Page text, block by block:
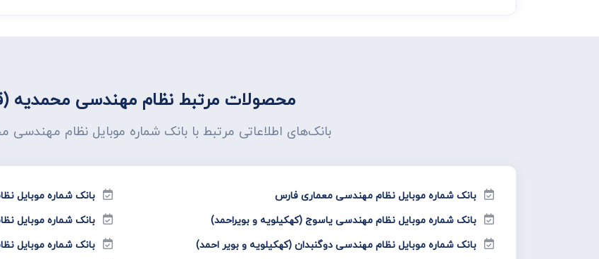
محصولات مرتبط نظام مهندسی محمدیه
بانک‌های اطلاعاتی مرتبط با بانک شماره موبایل نظام
بانک شماره موبایل نظام مهندسی معماری فارس
بانک شماره موبایل
بانک شماره موبایل نظام مهندسی یاسوج (کهکیلویه و بویراحمد)
بانک شماره موبایل
بانک شماره موبایل نظام مهندسی دوگنبدان (کهکیلویه و بویر احمد)
بانک شماره موبایل